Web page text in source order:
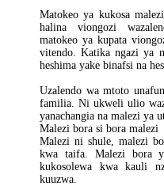
Matokeo ya kukosa
halina viongozi
matokeo ya kupata
vitendo. Katika ngazi ya
heshima yake binafsi na
Uzalendo wa mtoto
familia. Ni ukweli ulio
yanachangia na malezi ya
Malezi bora si bora malezi
Malezi ni shule, malezi
kwa taifa. Malezi bora
kukosolewa kwa kauli
kuuzwa.